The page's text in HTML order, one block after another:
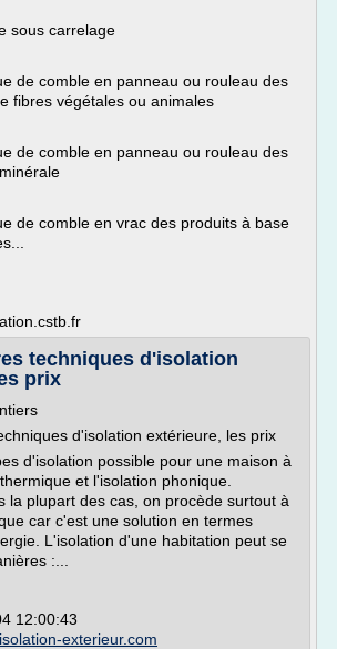
sous carrelage
de comble en panneau ou rouleau des
fibres végétales ou animales
de comble en panneau ou rouleau des
de comble en vrac des produits à base
techniques d'isolation
prix
d'isolation extérieure, les prix
d'isolation possible pour une maison à
et l'isolation phonique.
la plupart des cas, on procède surtout à
car c'est une solution en termes
L'isolation d'une habitation peut se
:...
12:00:43
exterieur.com